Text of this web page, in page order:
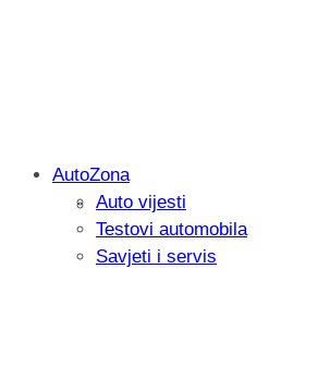
Igrali smo: Marvel
kako privući igrača
AutoZona
Auto vijesti
Testovi automobila
Savjeti i servis